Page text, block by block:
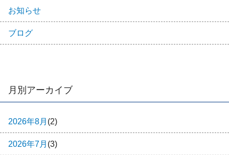
お知らせ
ブログ
月別アーカイブ
2026年8月 (2)
2026年7月 (3)